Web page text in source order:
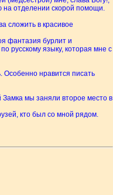
отделении скорой помощи.
сложить в красивое
фантазия бурлит и
русскому языку, которая мне с
Особенно нравится писать
мы заняли второе место в
кто был со мной рядом.